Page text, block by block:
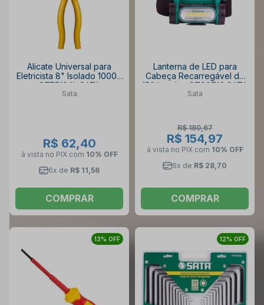
Alicate Universal para
Eletricista 8" Isolado 1000V
ST75104L SATA
Sata
R$ 62,40
à vista no PIX com 10% OFF
6x de R$ 11,56
COMPRAR
Lanterna de LED para
Cabeça Recarregável de
150 Luméns ST90716 SATA
Sata
R$ 180,67
R$ 154,97
à vista no PIX com 10% OFF
6x de R$ 28,70
COMPRAR
13% OFF 12% OFF